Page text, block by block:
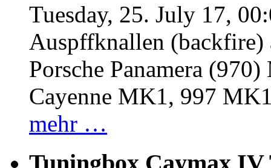
Tuesday, 25. July 17,
Auspffknallen
Porsche Panamera
Cayenne MK1, 997
mehr …